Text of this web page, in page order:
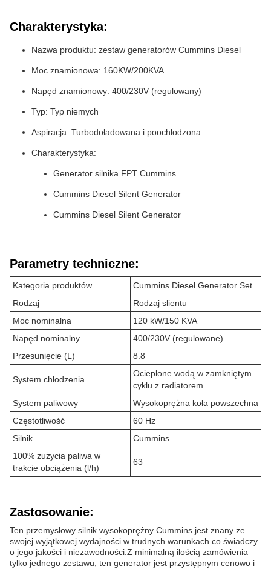
Charakterystyka:
Nazwa produktu: zestaw generatorów Cummins Diesel
Moc znamionowa: 160KW/200KVA
Napęd znamionowy: 400/230V (regulowany)
Typ: Typ niemych
Aspiracja: Turbodoładowana i poochłodzona
Charakterystyka:
Generator silnika FPT Cummins
Cummins Diesel Silent Generator
Cummins Diesel Silent Generator
Parametry techniczne:
Kategoria produktów
Cummins Diesel Generator Set
Rodzaj
Rodzaj slientu
Moc nominalna
120 kW/150 KVA
Napęd nominalny
400/230V (regulowane)
Przesunięcie (L)
8.8
System chłodzenia
Ocieplone wodą w zamkniętym
cyklu z radiatorem
System paliwowy
Wysokoprężna koła powszechna
Częstotliwość
60 Hz
Silnik
Cummins
100% zużycia paliwa w
trakcie obciążenia (l/h)
63
Zastosowanie:
Ten przemysłowy silnik wysokoprężny Cummins jest znany ze
swojej wyjątkowej wydajności w trudnych warunkach.co świadczy
o jego jakości i niezawodności.Z minimalną ilością zamówienia
tylko jednego zestawu, ten generator jest przystępnym cenowo i